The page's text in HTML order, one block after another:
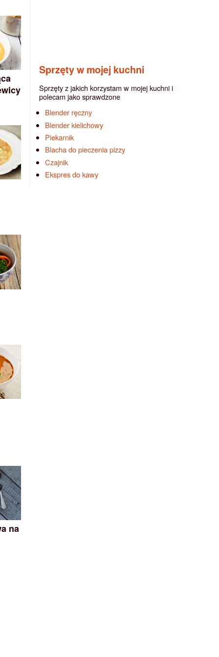
na
Sprzęty w mojej kuchni
Sprzęty z jakich korzystam w mojej kuchni i
polecam jako sprawdzone
Blender ręczny
Blender kielichowy
Piekarnik
Blacha do pieczenia pizzy
Czajnik
Ekspres do kawy